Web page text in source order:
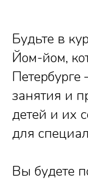
Будьте в
Йом-йом,
Петербурге
занятия и
детей и их
для
Вы будете